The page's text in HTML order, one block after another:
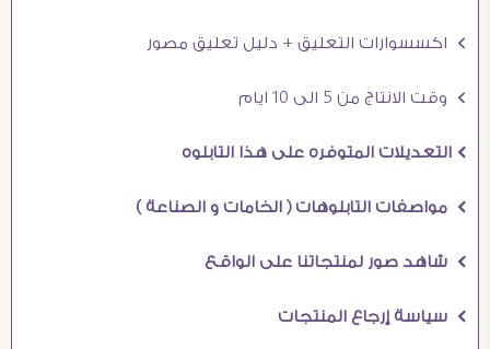
Ö اكسسوارات التعليق + دليل تعليق مصور
Ö وقت الانتاج من 5 الى 10 ايام
Ö التعديلات المتوفره على هذا التابلوه
Ö مواصفات التابلوهات ( الخامات و الصناعة )
Ö شاهد صور لمنتجاتنا على الواقع
Ö سياسة إرجاع المنتجات